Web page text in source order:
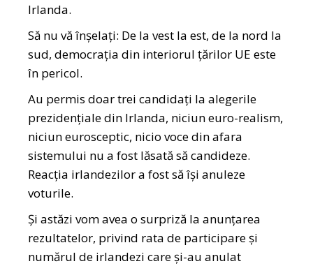
Irlanda.
Să nu vă înșelați: De la vest la est, de la nord la
sud, democrația din interiorul țărilor UE este
în pericol.
Au permis doar trei candidați la alegerile
prezidențiale din Irlanda, niciun euro-realism,
niciun eurosceptic, nicio voce din afara
sistemului nu a fost lăsată să candideze.
Reacția irlandezilor a fost să își anuleze
voturile.
Și astăzi vom avea o surpriză la anunțarea
rezultatelor, privind rata de participare și
numărul de irlandezi care și-au anulat